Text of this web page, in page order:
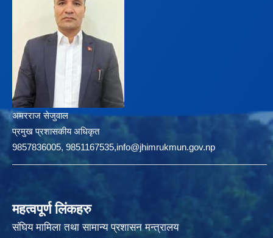
अमरराज सेजुवाल
प्रमुख प्रशासकीय अधिकृत
9857836005, 9851167535,info@jhimrukmun.gov.np
महत्वपूर्ण लिंकहरु
संघिय मामिला तथा सामान्य प्रशासन मन्त्रालय